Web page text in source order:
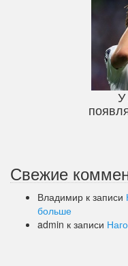
Свежие
Владимир к записи
больше
admin к записи